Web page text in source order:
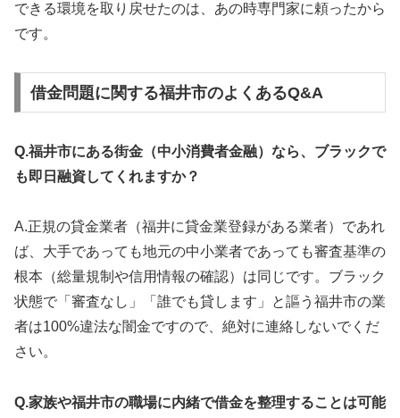
できる環境を取り戻せたのは、あの時専門家に頼ったから
です。
借金問題に関する福井市のよくあるQ&A
Q.福井市にある街金（中小消費者金融）なら、ブラックで
も即日融資してくれますか？
A.正規の貸金業者（福井に貸金業登録がある業者）であれ
ば、大手であっても地元の中小業者であっても審査基準の
根本（総量規制や信用情報の確認）は同じです。ブラック
状態で「審査なし」「誰でも貸します」と謳う福井市の業
者は100%違法な闇金ですので、絶対に連絡しないでくだ
さい。
Q.家族や福井市の職場に内緒で借金を整理することは可能